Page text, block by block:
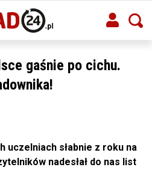
gaśnie po cichu.
uczelniach słabnie z roku na
nadesłał do nas list